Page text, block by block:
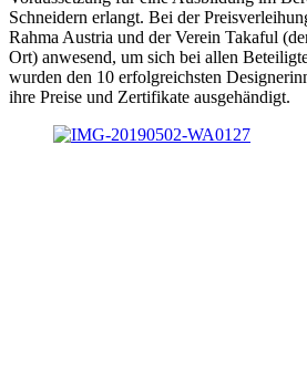
Schneidern erlangt. Bei der
Rahma Austria und der Verein Takaful
Ort) anwesend, um sich bei allen
wurden den 10 erfolgreichsten
ihre Preise und Zertifikate ausgehändigt.